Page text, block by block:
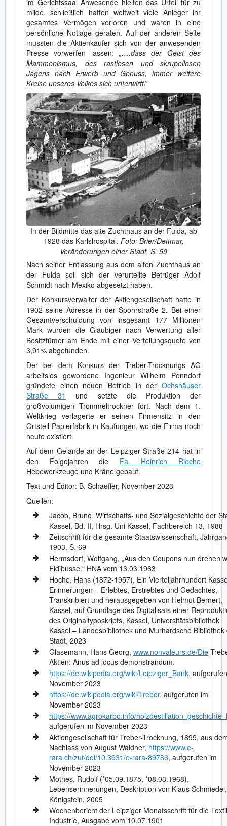
milde, schließlich hatten weltweit viele Anleger ihr
gesamtes Vermögen verloren und waren in eine
persönliche Notlage geraten. Auf der anderen Seite
mussten die Aktienkäufer sich von der anwesenden
Presse vorwerfen lassen: „….dass der Geist des
Mammonismus, des rastlosen und skrupellosen
Jagens nach Erwerb und Genuss, immer weitere
Kreise unseres Volkes sich unterwirft!“
In der Bildmitte das alte Zuchthaus an der Fulda, ab
1928 das Karlshospital. Foto: Brier/Dettmar,
Veränderungen einer Stadt, S. 59
Nach seiner Entlassung aus dem alten Zuchthaus an
der Fulda soll sich der verurteilte Betrüger Adolf
Schmidt nach Mexiko abgesetzt haben.
Der Konkursverwalter der Aktiengesellschaft hatte in
1902 seine Adresse in der Spohrstraße 2. Bei einer
Gesamtverschuldung von insgesamt 177 Millionen
Mark wurden die Gläubiger nach Verwertung aller
Besitztümer am Ende mit einer Verteilungsquote von
3,91% abgefunden.
Der bei dem Konkurs der Treber-Trocknungs AG
arbeitslos gewordene Ingenieur Wilhelm Ponndorf
gründete einen neuen Betrieb in der Ochshäuser
Straße 31
und setzte die Produktion der
großvolumigen Trommeltrockner fort. Nach dem 1.
Weltkrieg verlagerte er seinen Firmensitz in den
Ortsteil Papierfabrik in Kaufungen, wo die Firma noch
heute existiert.
Auf dem Gelände an der Leipziger Straße 214 hat in
den Folgejahren die Fa. Heinrich Rieche
Hebewerkzeuge und Kräne gebaut.
Text und Editor: B. Schaeffer, November 2023
Quellen:
Jacob, Bruno, Wirtschafts- und Sozialgeschichte der
Kassel, Bd. II, Hrsg. Uni Kassel, Fachbereich 13, 1988
Zeitschrift für die gesamte Staatswissenschaft,
1903, S. 69
Hermsdorf, Wolfgang, „Aus den Coupons nun drehen
Fidibusse.“ HNA vom 13.03.1963
Hoche, Hans (1872-1957), Ein Vierteljahrhundert
Erinnerungen – Erlebtes, Erstrebtes und Gedachtes,
Transkribiert und herausgegeben von Helmut Bernert,
Kassel, auf Grundlage des Digitalisats einer
des Originaltyposkripts, Kassel, Universitätsbibliothek
Kassel – Landesbibliothek und Murhardsche Bibliothek
Stadt, 2023
Glasemann, Hans Georg, www.nonvaleurs.de/Die
Aktien: Anus ad locus demonstrandum.
https://de.wikipedia.org/wiki/Leipziger_Bank,
November 2023
https://de.wikipedia.org/wiki/Treber, aufgerufen im
November 2023
https://www.agrokarbo.info/
aufgerufen im November 2023
Aktiengesellschaft für Treber-Trocknung, 1899, aus
Nachlass von August Waldner, https://www.e-
rara.ch/zut/doi/10.3931/e-rara-89786, aufgerufen im
November 2023
Mothes, Rudolf (*05.09.1875, *08.03.1968),
Lebenserinnerungen, Deskription von Klaus Schmiedel,
Königstein, 2005
Wochenbericht der Leipziger Monatsschrift für die
Industrie, Ausgabe vom 10.07.1901